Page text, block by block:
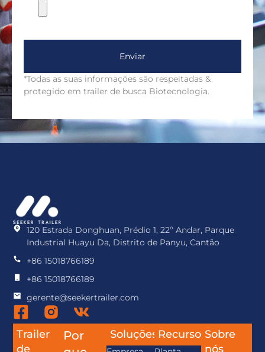
Enviar
*Todas as suas informações são respeitadas &
protegido em trailer de busca Biotecnologia.
120 Estrada Donghuan, Prédio 1, 22º Andar, Parque
Industrial Huayu Da, Distrito de Panyu, Cantão
+86 15018766189
+86 15018766189
gerente@seekertrailer.com
Trailer
de
Por
Soluções Recurso Sobre
nós